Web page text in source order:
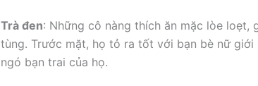
Trà đen: Những cô nàng thích ăn mặc lòe loẹt,
tùng. Trước mặt, họ tỏ ra tốt với bạn bè nữ
ngó bạn trai của họ.